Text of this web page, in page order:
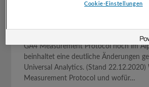
Bei einem Umstieg (oder paralleler
Protocols von Google Analytics 4
GA4 Measurement Protocol noch im
beinhaltet eine deutliche Änderungen
Universal Analytics. (Stand 22.12.2020)
Measurement Protocol und wofür…
Cookie-Einstellungen